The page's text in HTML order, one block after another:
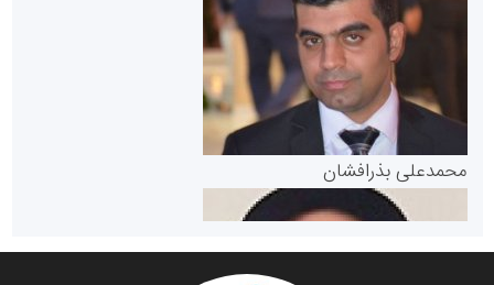
پایگاه خبری گفتمان یزد
سازمان بورس و اوراق بهادار
مرجع اخبار موثق در بازارسرمایه
محمدعلی بذرافشان